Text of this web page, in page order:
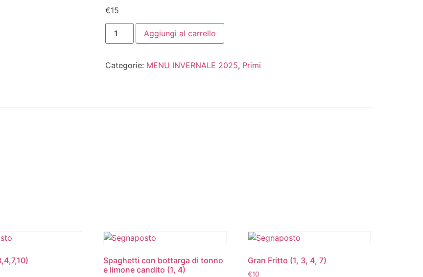
€15
Aggiungi al carrello
Categorie: MENU INVERNALE 2025, Primi
Spaghetti con bottarga di tonno
e limone candito (1, 4)
Gran Fritto (1, 3, 4, 7)
€10